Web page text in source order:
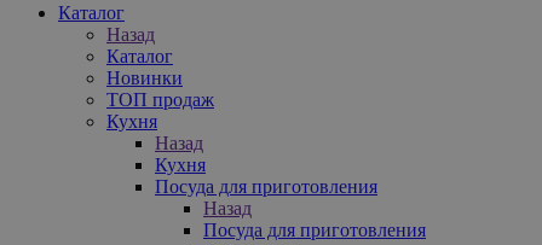
Каталог
Назад
Каталог
Новинки
ТОП продаж
Кухня
Назад
Кухня
Посуда для приготовления
Назад
Посуда для приготовления